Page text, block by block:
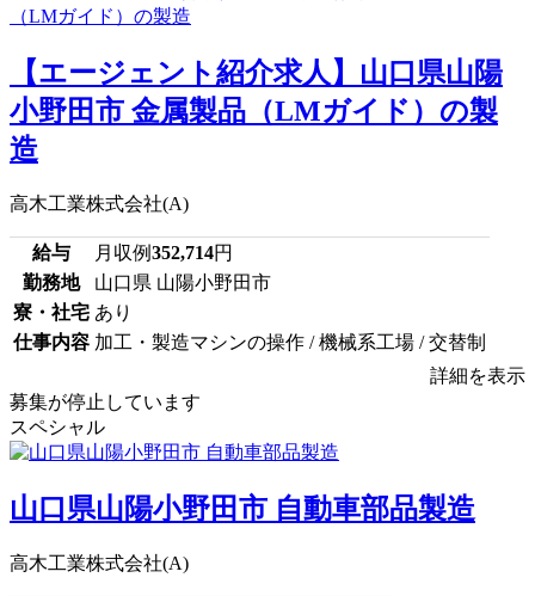
【エージェント紹介求人】山口県山陽
小野田市 金属製品（LMガイド）の製
造
高木工業株式会社(A)
給与 月収例352,714円
勤務地
山口県 山陽小野田市
寮・社宅 あり
仕事内容 加工・製造マシンの操作 / 機械系工場 / 交替制
詳細を表示
募集が停止しています
スペシャル
山口県山陽小野田市 自動車部品製造
高木工業株式会社(A)